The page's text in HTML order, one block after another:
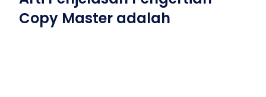
Copy Master adalah